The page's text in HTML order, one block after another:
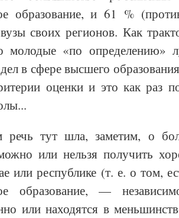
образование, и 61 %
своих регионов. Как
молодые «по определению»
в сфере высшего
оценки и это как раз
тут шла, заметим, о
или нельзя получить
или республике (т. е. о том,
образование, —
или находятся в